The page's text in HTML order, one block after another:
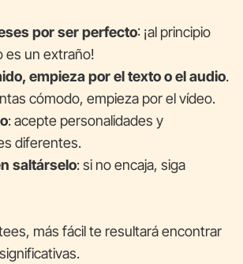
por ser perfecto: ¡al principio
es un extraño!
empieza por el texto o el audio.
cómodo, empieza por el vídeo.
: acepte personalidades y
diferentes.
saltárselo: si no encaja, siga
más fácil te resultará encontrar